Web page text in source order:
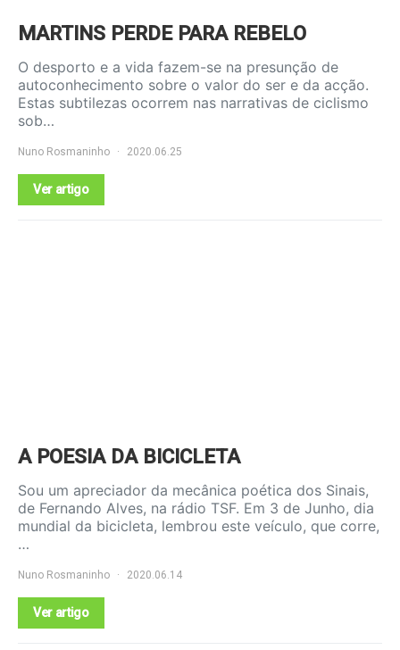
MARTINS PERDE PARA REBELO
O desporto e a vida fazem-se na presunção de
autoconhecimento sobre o valor do ser e da acção.
Estas subtilezas ocorrem nas narrativas de ciclismo
sob…
Nuno Rosmaninho 2020.06.25
Ver artigo
A POESIA DA BICICLETA
Sou um apreciador da mecânica poética dos Sinais,
de Fernando Alves, na rádio TSF. Em 3 de Junho, dia
mundial da bicicleta, lembrou este veículo, que corre,
…
Nuno Rosmaninho 2020.06.14
Ver artigo